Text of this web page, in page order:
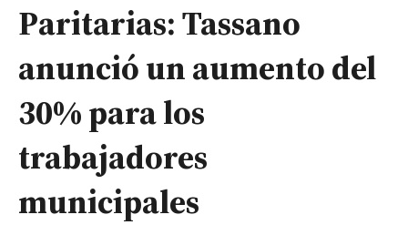
Paritarias: Tassano
anunció un aumento del
30% para los
trabajadores
municipales